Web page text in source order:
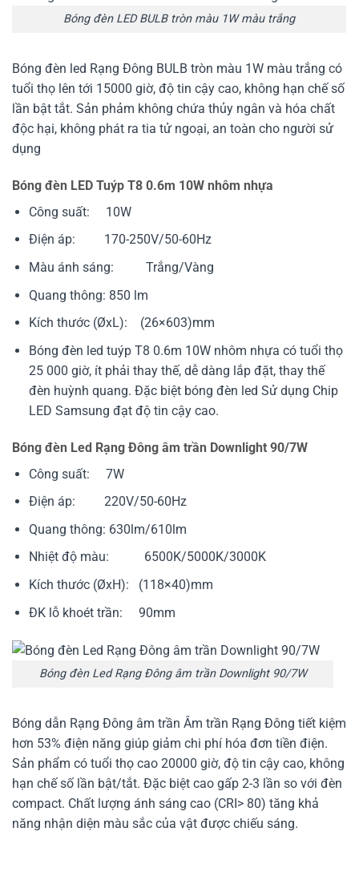
Bóng đèn LED BULB tròn màu 1W màu trắng
Bóng đèn led Rạng Đông BULB tròn màu 1W màu trắng có
tuổi thọ lên tới 15000 giờ, độ tin cậy cao, không hạn chế số
lần bật tắt. Sản phảm không chứa thủy ngân và hóa chất
độc hại, không phát ra tia tử ngoại, an toàn cho người sử
dụng
Bóng đèn LED Tuýp T8 0.6m 10W nhôm nhựa
Công suất: 10W
Điện áp: 170-250V/50-60Hz
Màu ánh sáng: Trắng/Vàng
Quang thông: 850 lm
Kích thước (ØxL): (26×603)mm
Bóng đèn led tuýp T8 0.6m 10W nhôm nhựa có tuổi thọ
25 000 giờ, ít phải thay thế, dễ dàng lắp đặt, thay thế
đèn huỳnh quang. Đặc biệt bóng đèn led Sử dụng Chip
LED Samsung đạt độ tin cậy cao.
Bóng đèn Led Rạng Đông âm trần Downlight 90/7W
Công suất: 7W
Điện áp: 220V/50-60Hz
Quang thông: 630lm/610lm
Nhiệt độ màu: 6500K/5000K/3000K
Kích thước (ØxH): (118×40)mm
ĐK lỗ khoét trần: 90mm
Bóng đèn Led Rạng Đông âm trần Downlight 90/7W
Bóng dẫn Rạng Đông âm trần Âm trần Rạng Đông tiết kiệm
hơn 53% điện năng giúp giảm chi phí hóa đơn tiền điện.
Sản phẩm có tuổi thọ cao 20000 giờ, độ tin cậy cao, không
hạn chế số lần bật/tắt. Đặc biệt cao gấp 2-3 lần so với đèn
compact. Chất lượng ánh sáng cao (CRI> 80) tăng khả
năng nhận diện màu sắc của vật được chiếu sáng.